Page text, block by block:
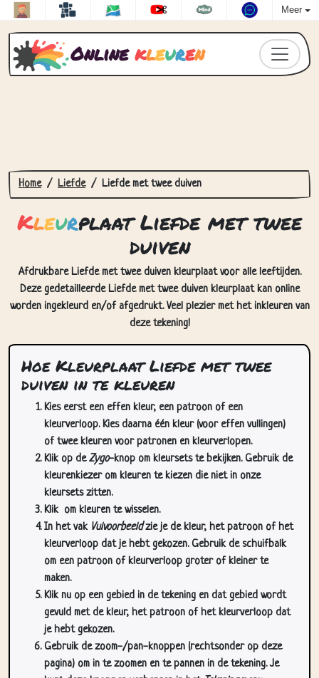
Meer
Online kleuren
Home Liefde Liefde met twee duiven
Kleurplaat Liefde met twee
duiven
Afdrukbare Liefde met twee duiven kleurplaat voor alle leeftijden.
Deze gedetailleerde Liefde met twee duiven kleurplaat kan online
worden ingekleurd en/of afgedrukt. Veel plezier met het inkleuren van
deze tekening!
Hoe Kleurplaat Liefde met twee
duiven in te kleuren
Kies eerst een effen kleur, een patroon of een
kleurverloop. Kies daarna één kleur (voor effen vullingen)
of twee kleuren voor patronen en kleurverlopen.
Klik op deZygo-knop om kleursets te bekijken. Gebruik de
kleurenkiezer om kleuren te kiezen die niet in onze
kleursets zitten.
Klik om kleuren te wisselen.
In het vak Vulvoorbeeldzie je de kleur, het patroon of het
kleurverloop dat je hebt gekozen. Gebruik de schuifbalk
om een patroon of kleurverloop groter of kleiner te
maken.
Klik nu op een gebied in de tekening en dat gebied wordt
gevuld met de kleur, het patroon of het kleurverloop dat
je hebt gekozen.
Gebruik de zoom-/pan-knoppen (rechtsonder op deze
pagina) om in te zoomen en te pannen in de tekening. Je